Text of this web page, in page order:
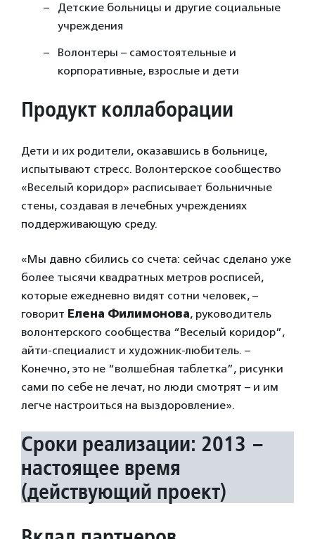
Детские больницы и другие социальные
учреждения
Волонтеры – самостоятельные и
корпоративные, взрослые и дети
Продукт коллаборации
Дети и их родители, оказавшись в больнице,
испытывают стресс. Волонтерское сообщество
«Веселый коридор» расписывает больничные
стены, создавая в лечебных учреждениях
поддерживающую среду.
«Мы давно сбились со счета: сейчас сделано уже
более тысячи квадратных метров росписей,
которые ежедневно видят сотни человек, –
говорит Елена Филимонова, руководитель
волонтерского сообщества “Веселый коридор”,
айти-специалист и художник-любитель. –
Конечно, это не “волшебная таблетка”, рисунки
сами по себе не лечат, но люди смотрят – и им
легче настроиться на выздоровление».
Сроки реализации: 2013 –
настоящее время
(действующий проект)